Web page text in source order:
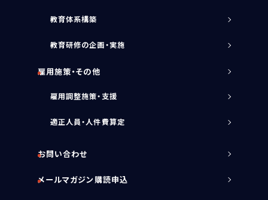
教育体系構築
教育研修の企画・実施
雇用施策・その他
雇用調整施策・支援
適正人員・人件費算定
お問い合わせ
メールマガジン購読申込